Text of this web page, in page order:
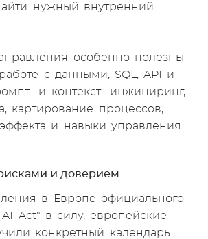
нужный внутренний
особенно полезны
с данными, SQL, API и
и контекст- инжиниринг,
картирование процессов,
и навыки управления
и доверием
в Европе официального
Act" в силу, европейские
конкретный календарь